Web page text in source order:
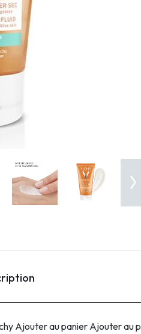
Ajouter au panier Ajouter